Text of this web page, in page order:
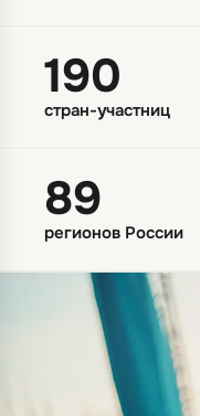
190
стран-участниц
89
регионов России